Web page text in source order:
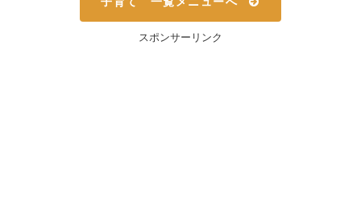
スポンサーリンク